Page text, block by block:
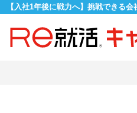
【入社1年後に戦力へ】挑戦できる